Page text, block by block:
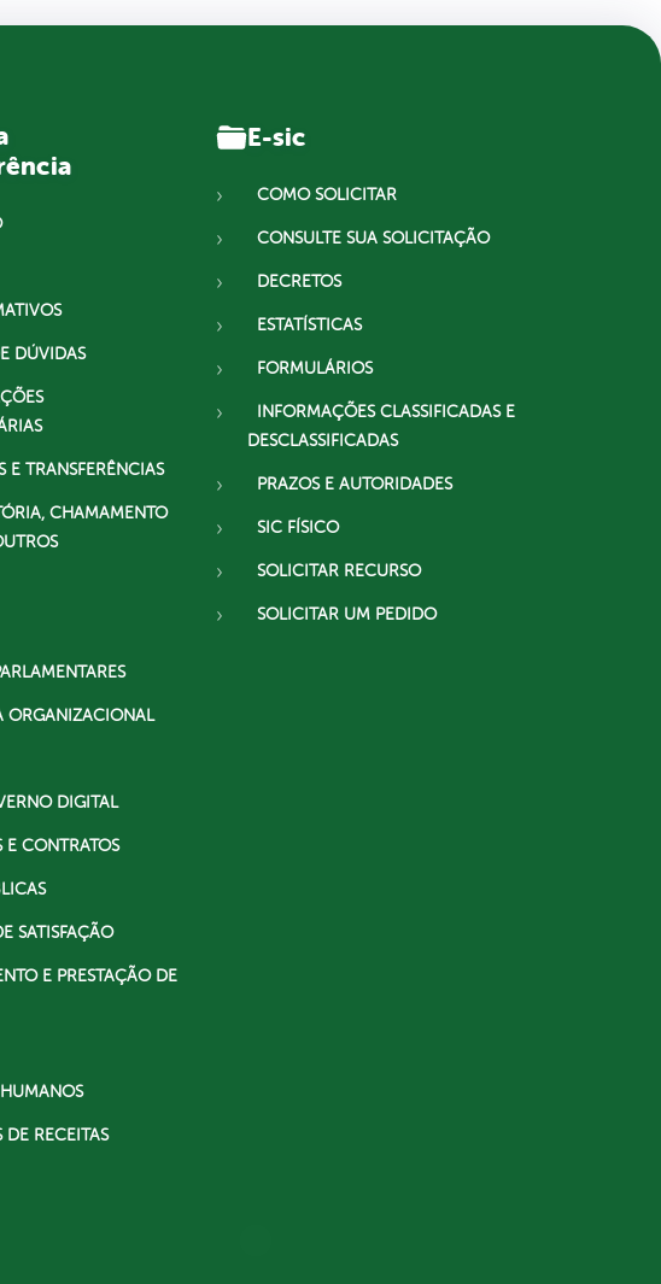
DÚVIDAS
E TRANSFERÊNCIAS
CHAMAMENTO
ORGANIZACIONAL
DIGITAL
E CONTRATOS
SATISFAÇÃO
E PRESTAÇÃO DE
DE RECEITAS
E-sic
COMO SOLICITAR
CONSULTE SUA SOLICITAÇÃO
DECRETOS
ESTATÍSTICAS
FORMULÁRIOS
INFORMAÇÕES CLASSIFICADAS E
DESCLASSIFICADAS
PRAZOS E AUTORIDADES
SIC FÍSICO
SOLICITAR RECURSO
SOLICITAR UM PEDIDO